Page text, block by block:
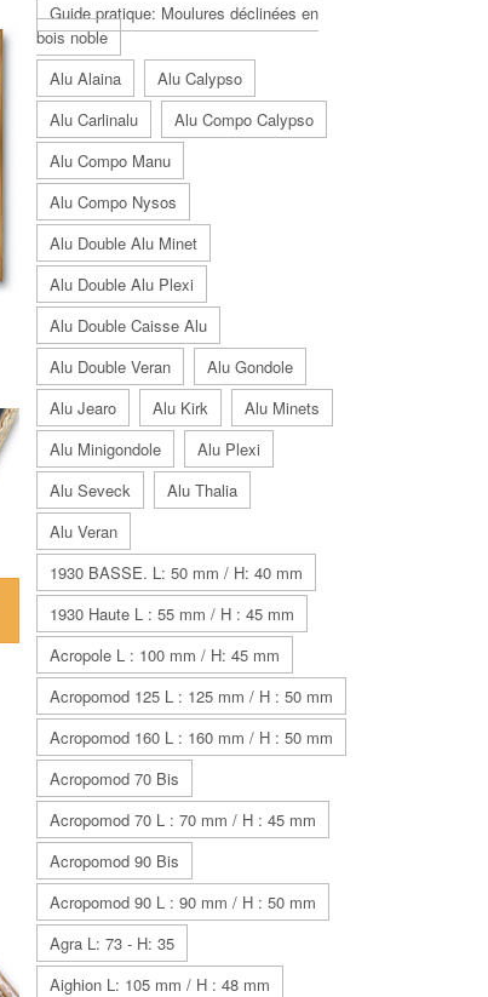
Guide pratique: Moulures déclinées en
bois noble
Alu Alaina
Alu Calypso
Alu Carlinalu
Alu Compo Calypso
Alu Compo Manu
Alu Compo Nysos
Alu Double Alu Minet
Alu Double Alu Plexi
Alu Double Caisse Alu
Alu Double Veran
Alu Gondole
Alu Jearo
Alu Kirk
Alu Minets
Alu Minigondole
Alu Plexi
Alu Seveck
Alu Thalia
Alu Veran
1930 BASSE. L: 50 mm / H: 40 mm
1930 Haute L : 55 mm / H : 45 mm
Acropole L : 100 mm / H: 45 mm
Acropomod 125 L : 125 mm / H : 50 mm
Acropomod 160 L : 160 mm / H : 50 mm
Acropomod 70 Bis
Acropomod 70 L : 70 mm / H : 45 mm
Acropomod 90 Bis
Acropomod 90 L : 90 mm / H : 50 mm
Agra L: 73 - H: 35
Aighion L: 105 mm / H : 48 mm